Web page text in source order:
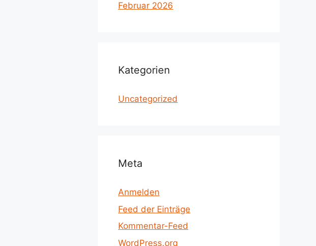
Februar 2026
Kategorien
Uncategorized
Meta
Anmelden
Feed der Einträge
Kommentar-Feed
WordPress.org